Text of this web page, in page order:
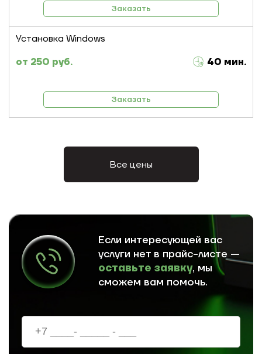
Заказать
Установка Windows
250 руб.
40 мин.
Заказать
Все цены
Если интересующей вас
услуги нет в прайс-листе —
оставьте заявку, мы
сможем вам помочь.